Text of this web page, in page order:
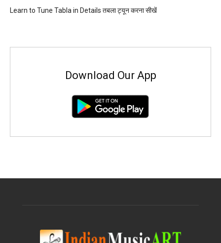
Learn to Tune Tabla in Details तबला ट्यून करना सीखें
Download Our App